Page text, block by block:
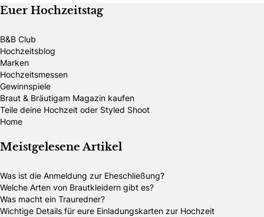
Euer Hochzeitstag
B&B Club
Hochzeitsblog
Marken
Hochzeitsmessen
Gewinnspiele
Braut & Bräutigam Magazin kaufen
Teile deine Hochzeit oder Styled Shoot
Home
Meistgelesene Artikel
Was ist die Anmeldung zur Eheschließung?
Welche Arten von Brautkleidern gibt es?
Was macht ein Trauredner?
Wichtige Details für eure Einladungskarten zur Hochzeit